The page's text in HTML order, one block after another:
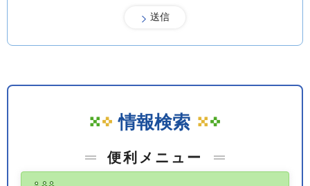
情報検索
便利メニュー